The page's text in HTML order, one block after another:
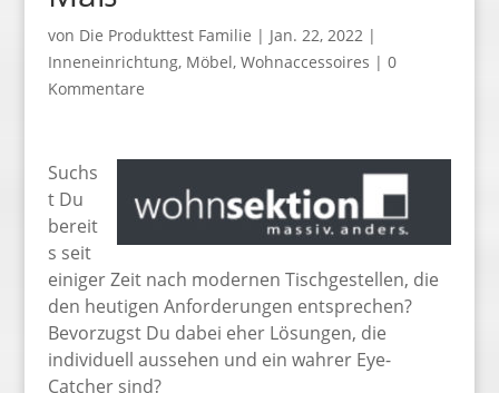
von Die Produkttest Familie | Jan. 22, 2022|
Inneneinrichtung, Möbel, Wohnaccessoires | 0
Kommentare
Suchs
t Du
bereit
s seit
einiger Zeit nach modernen Tischgestellen, die
den heutigen Anforderungen entsprechen?
Bevorzugst Du dabei eher Lösungen, die
individuell aussehen und ein wahrer Eye-
Catcher sind?